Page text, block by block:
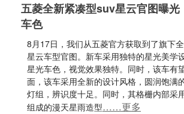
五菱全新紧凑型suv星云官图曝光
车色
8月17日，我们从五菱官方获取到了旗下
星云车型官图。新车采用独特的星光美学
星光车色，视觉效果独特。同时，该车有
面，该车采用全新的设计风格，圆润饱满
灯组，辨识度十足。同时，其格栅内部采
组成的漫天星雨造型……更多